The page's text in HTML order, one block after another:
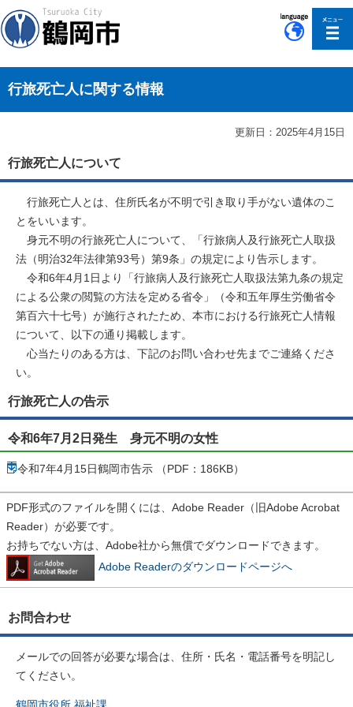
行旅死亡人に関する情報
更新日：2025年4月15日
行旅死亡人について
行旅死亡人とは、住所氏名が不明で引き取り手がない遺体のこ
とをいいます。
身元不明の行旅死亡人について、「行旅病人及行旅死亡人取扱
法（明治32年法律第93号）第9条」の規定により告示します。
令和6年4月1日より「行旅病人及行旅死亡人取扱法第九条の規定
による公衆の閲覧の方法を定める省令」（令和五年厚生労働省令
第百六十七号）が施行されたため、本市における行旅死亡人情報
について、以下の通り掲載します。
心当たりのある方は、下記のお問い合わせ先までご連絡くださ
い。
行旅死亡人の告示
令和6年7月2日発生 身元不明の女性
令和7年4月15日鶴岡市告示 （PDF：186KB）
PDF形式のファイルを開くには、Adobe Reader（旧Adobe Acrobat
Reader）が必要です。
お持ちでない方は、Adobe社から無償でダウンロードできます。
Adobe Readerのダウンロードページへ
お問合わせ
メールでの回答が必要な場合は、住所・氏名・電話番号を明記し
てください。
鶴岡市役所 福祉課